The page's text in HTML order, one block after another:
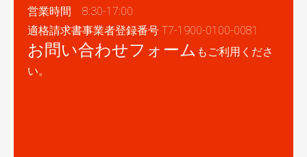
営業時間 8:30-17:00
適格請求書事業者登録番号 T7-1900-0100-0081
お問い合わせフォーム もご利用くださ
い。